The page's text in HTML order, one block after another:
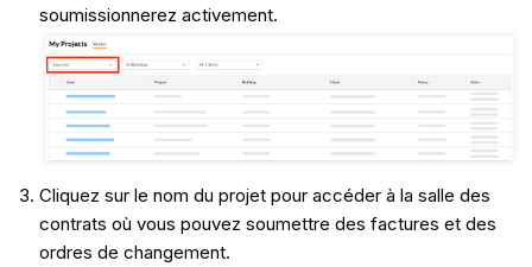
soumissionnerez activement.
Cliquez sur le nom du projet pour accéder à la salle des
contrats où vous pouvez soumettre des factures et des
ordres de changement.